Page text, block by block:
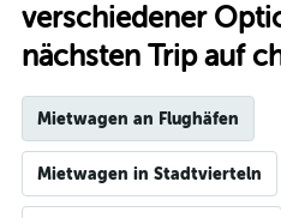
verschiedener
nächsten Trip auf
Mietwagen an Flughäfen
Mietwagen in Stadtvierteln